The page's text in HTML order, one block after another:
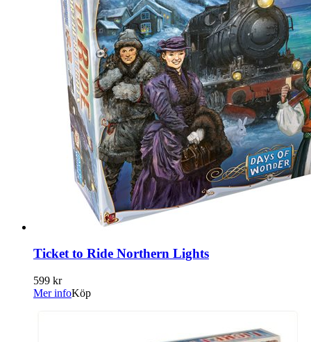
Ticket to Ride Northern Lights
599 kr
Mer infoKöp